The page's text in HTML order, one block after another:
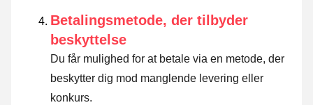
Betalingsmetode, der tilbyder
beskyttelse
Du får mulighed for at betale via en metode, der
beskytter dig mod manglende levering eller
konkurs.